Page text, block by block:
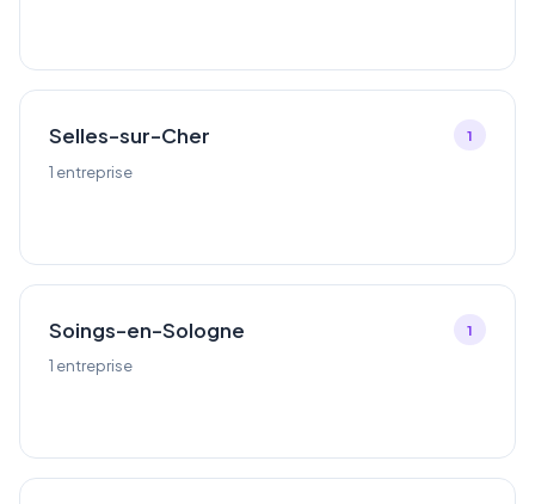
Selles-sur-Cher
1 entreprise
1
Soings-en-Sologne
1 entreprise
1